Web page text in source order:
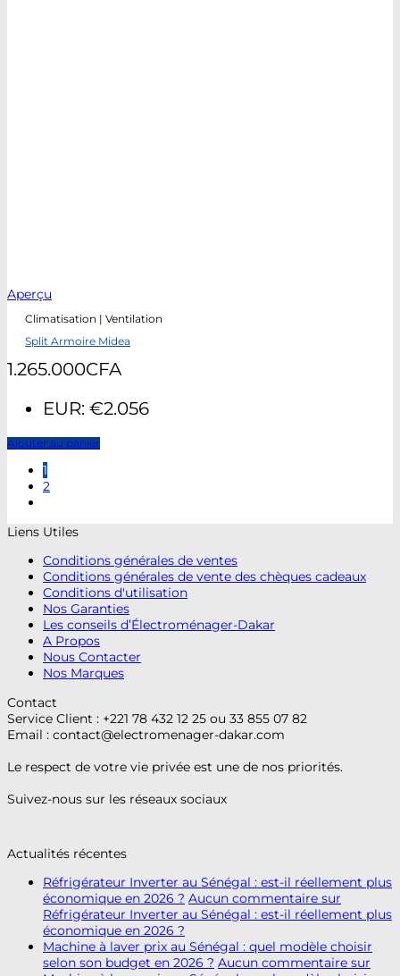
Aperçu
Climatisation | Ventilation
Split Armoire Midea
1.265.000CFA
EUR: €2.056
Ajouter au panier
1
2
Liens Utiles
Conditions générales de ventes
Conditions générales de vente des chèques cadeaux
Conditions d'utilisation
Nos Garanties
Les conseils d’Électroménager-Dakar
A Propos
Nous Contacter
Nos Marques
Contact
Service Client : +221 78 432 12 25 ou 33 855 07 82
Email : contact@electromenager-dakar.com
Le respect de votre vie privée est une de nos priorités.
Suivez-nous sur les réseaux sociaux
Actualités récentes
Réfrigérateur Inverter au Sénégal : est-il réellement plus
économique en 2026 ? Aucun commentaire sur
Réfrigérateur Inverter au Sénégal : est-il réellement plus
économique en 2026 ?
Machine à laver prix au Sénégal : quel modèle choisir
selon son budget en 2026 ? Aucun commentaire sur